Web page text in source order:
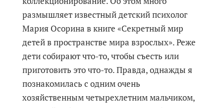
размышляет известный детский психолог
Мария Осорина в книге «Секретный мир
детей в пространстве мира взрослых». Реже
дети собирают что-то, чтобы съесть или
приготовить это что-то. Правда, однажды я
познакомилась с одним очень
хозяйственным четырехлетним мальчиком,